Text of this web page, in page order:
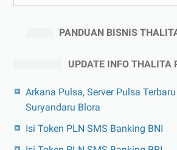
PANDUAN BISNIS
UPDATE INFO THALITA
Arkana Pulsa, Server Pulsa
Suryandaru Blora
Isi Token PLN SMS Banking BNI